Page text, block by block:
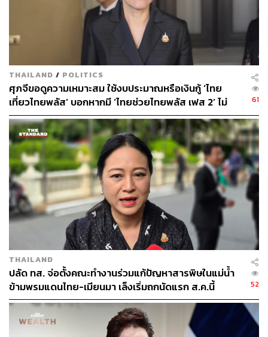
กรมอุทยานแห่งชาติฯ ยืนยันว่า การปรับปรุงแนวเขตอุทยาน
แห่งชาติทับลานครั้งนี้ มีเป้าหมายเพื่อแก้ไขปัญหาความเดือด
ร้อนของประชาชน ควบคู่กับการรักษาทรัพยากรธรรมชาติ
และสิ่งแวดล้อม โดยยึดหลักกฎหมายและประโยชน์
สาธารณะเป็นสำคัญ
TAGS: กระทรวงทรัพยากรธรรมชาติและสิ่งแวดล้อม
คณะรัฐมนตรี
กรมอุทยานแห่งชาติ สัตว์ป่า และพันธุ์พืช
ทับลาน
อุทยานแห่งชาติทับลาน
ABOUT THE AUTHOR
THE STANDARD TEAM
กองบรรณาธิการ THE STANDARD
THAILAND / POLITICS
ศุภจีขอดูความเหมาะสม ใช้งบประมาณหรือเงินกู้ ‘ไทย
เที่ยวไทยพลัส’ บอกหากมี ‘ไทยช่วยไทยพลัส เฟส 2’ ไม่
จำเป็นต้องออกพร้อมกัน
61
THAILAND
ปลัด ทส. จ่อตั้งคณะทำงานร่วมแก้ปัญหาสารพิษในแม่น้ำ
ข้ามพรมแดนไทย-เมียนมา เล็งเริ่มถกนัดแรก ส.ค.นี้
52